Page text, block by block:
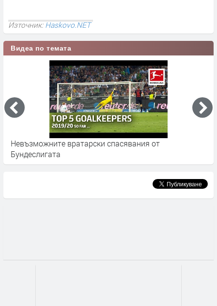
Източник:Haskovo.NET
Видеа по темата
Невъзможните вратарски спасявания от
Бундеслигата